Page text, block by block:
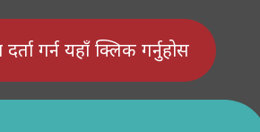
दर्ता गर्न यहाँ क्लिक गर्नुहोस